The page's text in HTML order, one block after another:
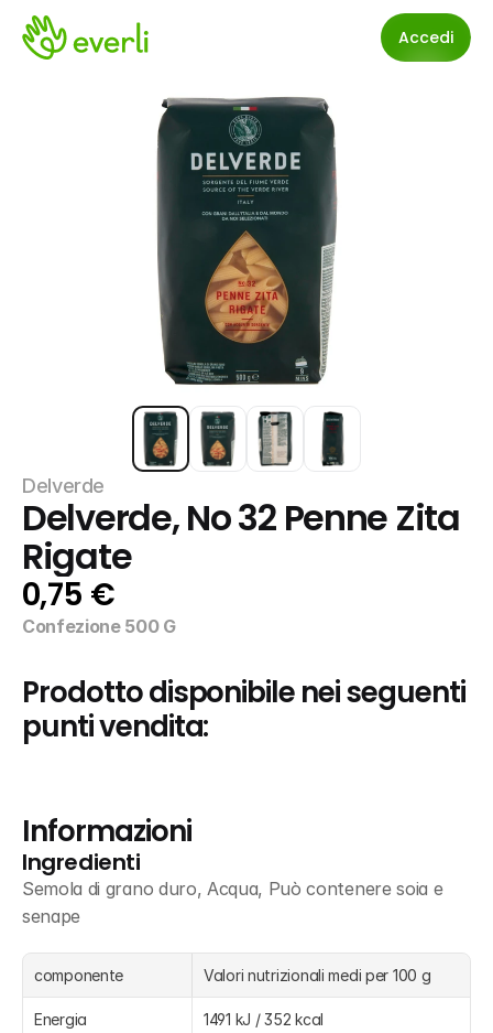
Accedi
Delverde
Delverde, No 32 Penne Zita
Rigate
0,75 €
Confezione 500 G
Prodotto disponibile nei seguenti
punti vendita:
Informazioni
Ingredienti
Semola di grano duro, Acqua, Può contenere soia e
senape
componente Valori nutrizionali medi per 100 g
Energia 1491 kJ / 352 kcal